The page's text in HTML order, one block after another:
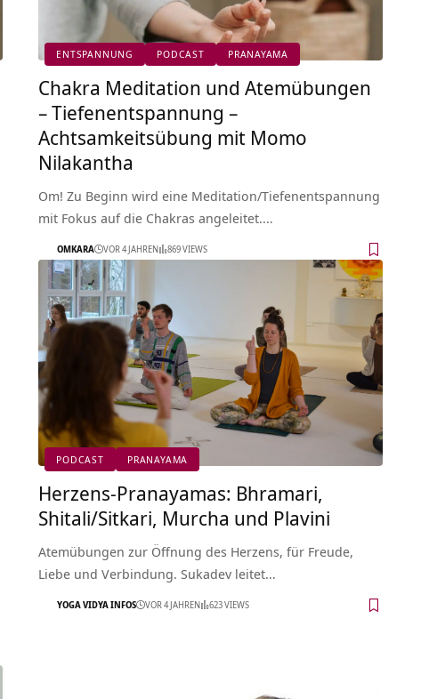
ENTSPANNUNG PODCAST PRANAYAMA
Chakra Meditation und Atemübungen
– Tiefenentspannung –
Achtsamkeitsübung mit Momo
Nilakantha
Om! Zu Beginn wird eine Meditation/Tiefenentspannung
mit Fokus auf die Chakras angeleitet.…
OMKARA VOR 4 JAHREN 869 VIEWS
PODCAST PRANAYAMA
Herzens-Pranayamas: Bhramari,
Shitali/Sitkari, Murcha und Plavini
Atemübungen zur Öffnung des Herzens, für Freude,
Liebe und Verbindung. Sukadev leitet…
YOGA VIDYA INFOS VOR 4 JAHREN 623 VIEWS